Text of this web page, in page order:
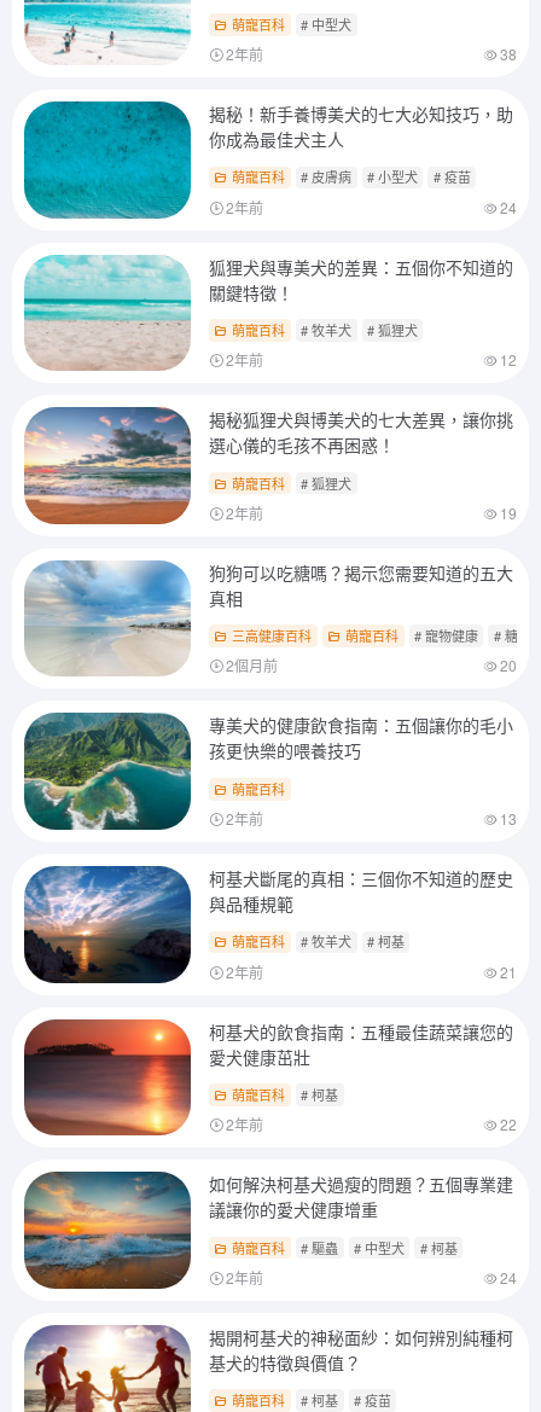
萌寵百科 # 中型犬
2年前 38
揭秘！新手養博美犬的七大必知技巧，助
你成為最佳犬主人
萌寵百科 # 皮膚病 # 小型犬 # 疫苗
2年前 24
狐狸犬與專美犬的差異：五個你不知道的
關鍵特徵！
萌寵百科 # 牧羊犬 # 狐狸犬
2年前 12
揭秘狐狸犬與博美犬的七大差異，讓你挑
選心儀的毛孩不再困惑！
萌寵百科 # 狐狸犬
2年前 19
狗狗可以吃糖嗎？揭示您需要知道的五大
真相
三高健康百科 萌寵百科 # 寵物健康 # 糖尿
2個月前 20
專美犬的健康飲食指南：五個讓你的毛小
孩更快樂的喂養技巧
萌寵百科
2年前 13
柯基犬斷尾的真相：三個你不知道的歷史
與品種規範
萌寵百科 # 牧羊犬 # 柯基
2年前 21
柯基犬的飲食指南：五種最佳蔬菜讓您的
愛犬健康茁壯
萌寵百科 # 柯基
2年前 22
如何解決柯基犬過瘦的問題？五個專業建
議讓你的愛犬健康增重
萌寵百科 # 驅蟲 # 中型犬 # 柯基
2年前 24
揭開柯基犬的神秘面紗：如何辨別純種柯
基犬的特徵與價值？
萌寵百科 # 柯基 # 疫苗